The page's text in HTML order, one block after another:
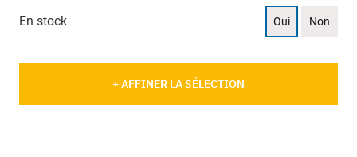
En stock Oui Non
+ AFFINER LA SÉLECTION